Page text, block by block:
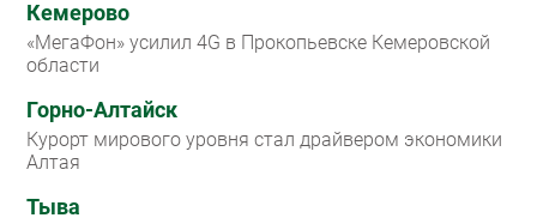
Кемерово
«МегаФон» усилил 4G в Прокопьевске Кемеровской
области
Горно-Алтайск
Курорт мирового уровня стал драйвером экономики
Алтая
Тыва